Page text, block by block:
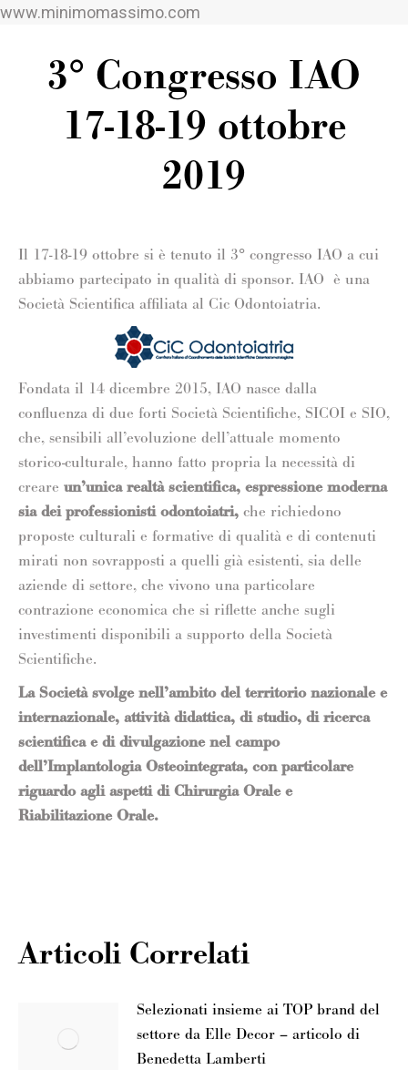
www.minimomassimo.com
3° Congresso IAO
17-18-19 ottobre
2019
Il 17-18-19 ottobre si è tenuto il 3° congresso IAO a cui
abbiamo partecipato in qualità di sponsor. IAO è una
Società Scientifica affiliata al Cic Odontoiatria.
Fondata il 14 dicembre 2015, IAO nasce dalla
confluenza di due forti Società Scientifiche, SICOI e SIO,
che, sensibili all’evoluzione dell’attuale momento
storico-culturale, hanno fatto propria la necessità di
creare un’unica realtà scientifica, espressione moderna
sia dei professionisti odontoiatri, che richiedono
proposte culturali e formative di qualità e di contenuti
mirati non sovrapposti a quelli già esistenti, sia delle
aziende di settore, che vivono una particolare
contrazione economica che si riflette anche sugli
investimenti disponibili a supporto della Società
Scientifiche.
La Società svolge nell’ambito del territorio nazionale e
internazionale, attività didattica, di studio, di ricerca
scientifica e di divulgazione nel campo
dell’Implantologia Osteointegrata, con particolare
riguardo agli aspetti di Chirurgia Orale e
Riabilitazione Orale.
Articoli Correlati
Selezionati insieme ai TOP brand del
settore da Elle Decor – articolo di
Benedetta Lamberti